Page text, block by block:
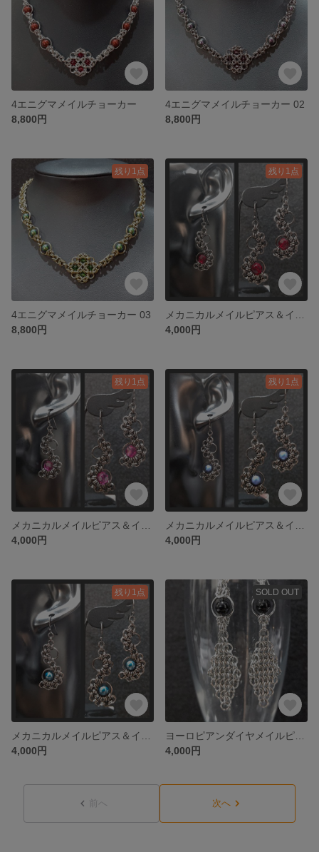
4エニグマメイルチョーカー
8,800円
4エニグマメイルチョーカー 02
8,800円
残り1点
4エニグマメイルチョーカー 03
8,800円
残り1点
4,000円
残り1点
4,000円
残り1点
4,000円
残り1点
4,000円
SOLD OUT
4,000円
前へ 次へ